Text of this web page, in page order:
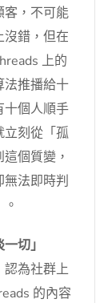
客，不可能
錯，但在
上的
法推播給十
十個人順手
立刻從「孤
個質變，
法即時判
切」
認為社群上
的內容